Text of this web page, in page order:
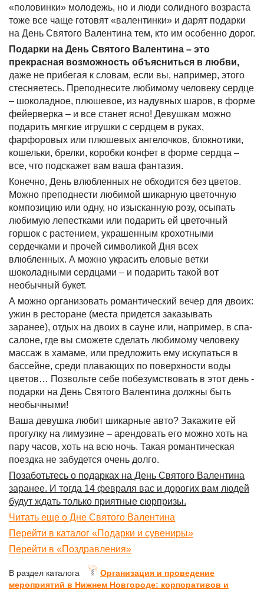
«половинки» молодежь, но и люди солидного возраста
тоже все чаще готовят «валентинки» и дарят подарки
на День Святого Валентина тем, кто им особенно дорог.
Подарки на День Святого Валентина – это
прекрасная возможность объясниться в любви,
даже не прибегая к словам, если вы, например, этого
стесняетесь. Преподнесите любимому человеку сердце
– шоколадное, плюшевое, из надувных шаров, в форме
фейерверка – и все станет ясно! Девушкам можно
подарить мягкие игрушки с сердцем в руках,
фарфоровых или плюшевых ангелочков, блокнотики,
кошельки, брелки, коробки конфет в форме сердца –
все, что подскажет вам ваша фантазия.
Конечно, День влюбленных не обходится без цветов.
Можно преподнести любимой шикарную цветочную
композицию или одну, но изысканную розу, осыпать
любимую лепестками или подарить ей цветочный
горшок с растением, украшенным крохотными
сердечками и прочей символикой Дня всех
влюбленных. А можно украсить еловые ветки
шоколадными сердцами – и подарить такой вот
необычный букет.
А можно организовать романтический вечер для двоих:
ужин в ресторане (места придется заказывать
заранее), отдых на двоих в сауне или, например, в спа-
салоне, где вы сможете сделать любимому человеку
массаж в хамаме, или предложить ему искупаться в
бассейне, среди плавающих по поверхности воды
цветов… Позвольте себе побезумствовать в этот день -
подарки на День Святого Валентина должны быть
необычными!
Ваша девушка любит шикарные авто? Закажите ей
прогулку на лимузине – арендовать его можно хоть на
пару часов, хоть на всю ночь. Такая романтическая
поездка не забудется очень долго.
Позаботьтесь о подарках на День Святого Валентина
заранее. И тогда 14 февраля вас и дорогих вам людей
будут ждать только приятные сюрпризы.
Читать еще о Дне Святого Валентина
Перейти в каталог «Подарки и сувениры»
Перейти в «Поздравления»
В раздел каталога
Организация и проведение
мероприятий в Нижнем Новгороде: корпоративов и